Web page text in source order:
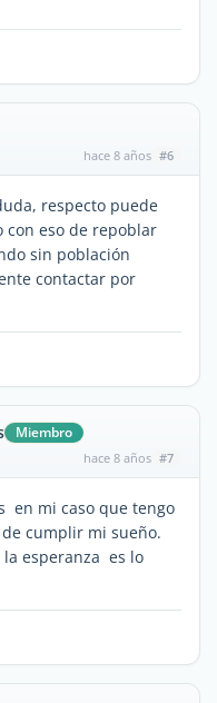
hace 8 años #6
respecto puede
con eso de repoblar
sin población
contactar por
Miembro
hace 8 años #7
en mi caso que tengo
cumplir mi sueño.
esperanza es lo